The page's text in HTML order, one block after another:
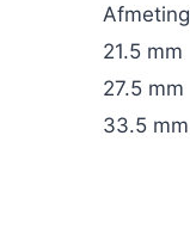
Afmeting
21.5 mm
27.5 mm
33.5 mm